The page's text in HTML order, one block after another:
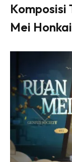
Komposisi
Mei